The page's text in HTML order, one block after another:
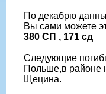
По декабрю
Вы сами можете
380 СП , 171 сд
Следующие
Польше,в районе
Щецина.